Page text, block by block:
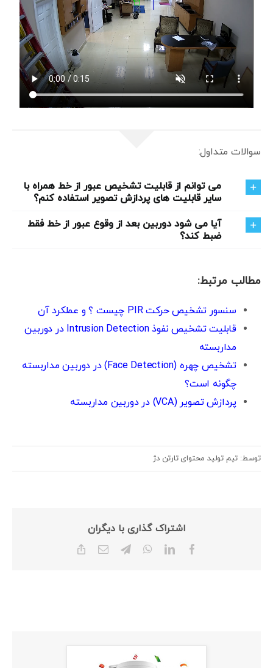
سوالات متداول:
می توانم از قابلیت تشخیص عبور از خط همراه با
سایر قابلیت های پردازش تصویر استفاده کنم؟
آیا می شود دوربین بعد از وقوع عبور از خط فقط
ضبط کند؟
مطالب مرتبط:
سنسور تشخیص حرکت PIR چیست ؟ و عملکرد آن
قابلیت تشخیص نفوذ Intrusion Detection در دوربین
مداربسته
تشخیص چهره (Face Detection) در دوربین مداربسته
چگونه است؟
پردازش تصویر (VCA) در دوربین مداربسته
توسط: تیم تولید محتوای تارتن دژ
اشتراک گذاری با دیگران
Facebook
LinkedIn
WhatsApp
Telegram
Email